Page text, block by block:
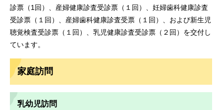
診票（1回）、産婦健康診査受診票（１回）、妊婦歯科健康診査
受診票（１回）、産婦歯科健康診査受票（１回）、および新生児
聴覚検査受診票（１回）、乳児健康診査受診票（２回）を交付し
ています。
家庭訪問
乳幼児訪問